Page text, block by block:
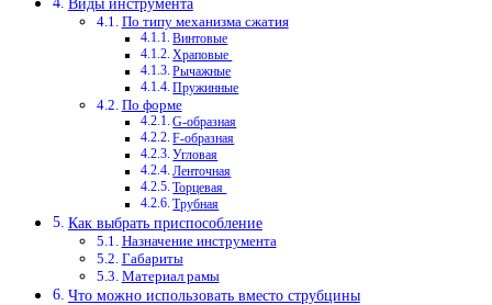
По типу механизма сжатия
Винтовые
Храповые
Рычажные
Пружинные
По форме
G-образная
F-образная
Угловая
Ленточная
Торцевая
Трубная
Как выбрать приспособление
Назначение инструмента
Габариты
Материал рамы
Что можно использовать вместо струбцины